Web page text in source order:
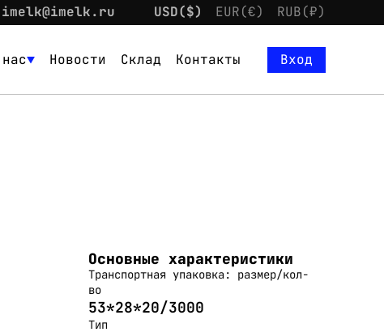
imelk@imelk.ru USD($) EUR(€) RUB(₽)
Новости Склад Контакты
Вход
Основные характеристики
Транспортная упаковка: размер/кол-
во
53*28*20/3000
Тип